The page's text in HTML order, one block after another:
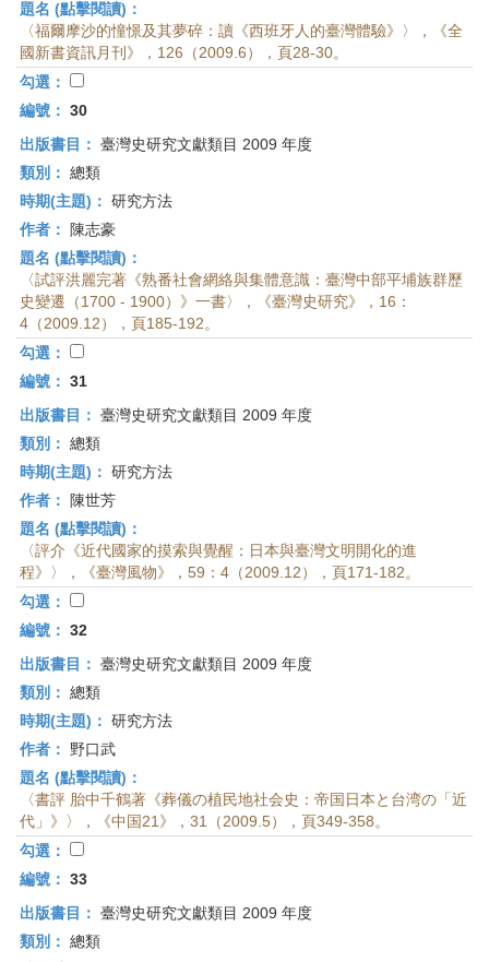
題名 (點擊閱讀)：
〈福爾摩沙的憧憬及其夢碎：讀《西班牙人的臺灣體驗》〉，《全
國新書資訊月刊》，126（2009.6），頁28-30。
勾選：
編號： 30
出版書目： 臺灣史研究文獻類目 2009 年度
類別： 總類
時期(主題)： 研究方法
作者：
陳志豪
題名 (點擊閱讀)：
〈試評洪麗完著《熟番社會網絡與集體意識：臺灣中部平埔族群歷
史變遷（1700 - 1900）》一書〉，《臺灣史研究》，16：
4（2009.12），頁185-192。
勾選：
編號： 31
出版書目： 臺灣史研究文獻類目 2009 年度
類別： 總類
時期(主題)： 研究方法
作者：
陳世芳
題名 (點擊閱讀)：
〈評介《近代國家的摸索與覺醒：日本與臺灣文明開化的進
程》〉，《臺灣風物》，59：4（2009.12），頁171-182。
勾選：
編號： 32
出版書目： 臺灣史研究文獻類目 2009 年度
類別： 總類
時期(主題)： 研究方法
作者：
野口武
題名 (點擊閱讀)：
〈書評 胎中千鶴著《葬儀の植民地社会史：帝国日本と台湾の「近
代」》〉，《中国21》，31（2009.5），頁349-358。
勾選：
編號： 33
出版書目： 臺灣史研究文獻類目 2009 年度
類別： 總類